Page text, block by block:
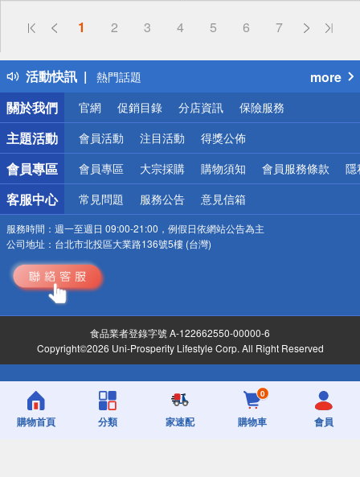
1 2 3 4 5 6 7
活動快訊
偏遠地區配送
得獎公告
熱門話題
銀行優惠
偏遠地區配送
詐騙網頁！請小心！
more
關於我們
官網 促銷目錄 分店資訊 保險服務
主題活動 會員活動 注目活動 得獎公佈
會員專區 會員專區 大宗採購 購物須知 會員服務條款 隱
客服中心 常見問題 服務公告 意見信箱
服務時間： 週一至週日 09:00-21:00，例假日依網站公告為主
公司地址： 台北市北投區大業路136號5樓 (台灣)
食品業者登錄字號 A-122662550-00000-6
Copyright©2026 Uni-Prosperity Lifestyle Corp. All Right Reserved
購物首頁 分類 家速配
0
購物車 會員